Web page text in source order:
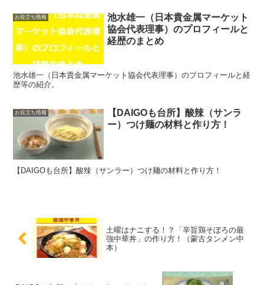
お役立ち情報
池水雄一（日本貴金属マーケット
協会代表理事）のプロフィールと
経歴のまとめ
池水雄一（日本貴金属マーケット協会代表理事）のプロフィールと経
歴等の紹介。
お役立ち情報
【DAIGOも台所】酸辣（サンラ
ー）つけ麺の材料と作り方！
【DAIGOも台所】酸辣（サンラー）つけ麺の材料と作り方！
土曜はナニする！？「辛旨鶏そぼろの最
強中華丼」の作り方！（蒙古タンメン中
本）